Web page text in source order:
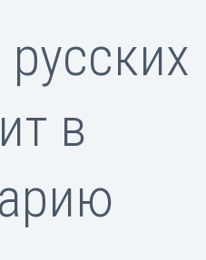
в